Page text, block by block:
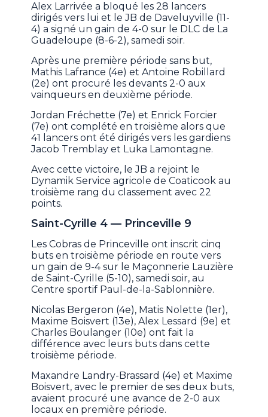
Alex Larrivée a bloqué les 28 lancers
dirigés vers lui et le JB de Daveluyville (11-
4) a signé un gain de 4-0 sur le DLC de La
Guadeloupe (8-6-2), samedi soir.
Après une première période sans but,
Mathis Lafrance (4e) et Antoine Robillard
(2e) ont procuré les devants 2-0 aux
vainqueurs en deuxième période.
Jordan Fréchette (7e) et Enrick Forcier
(7e) ont complété en troisième alors que
41 lancers ont été dirigés vers les gardiens
Jacob Tremblay et Luka Lamontagne.
Avec cette victoire, le JB a rejoint le
Dynamik Service agricole de Coaticook au
troisième rang du classement avec 22
points.
Saint-Cyrille 4 — Princeville 9
Les Cobras de Princeville ont inscrit cinq
buts en troisième période en route vers
un gain de 9-4 sur le Maçonnerie Lauzière
de Saint-Cyrille (5-10), samedi soir, au
Centre sportif Paul-de-la-Sablonnière.
Nicolas Bergeron (4e), Matis Nolette (1er),
Maxime Boisvert (13e), Alex Lessard (9e) et
Charles Boulanger (10e) ont fait la
différence avec leurs buts dans cette
troisième période.
Maxandre Landry-Brassard (4e) et Maxime
Boisvert, avec le premier de ses deux buts,
avaient procuré une avance de 2-0 aux
locaux en première période.